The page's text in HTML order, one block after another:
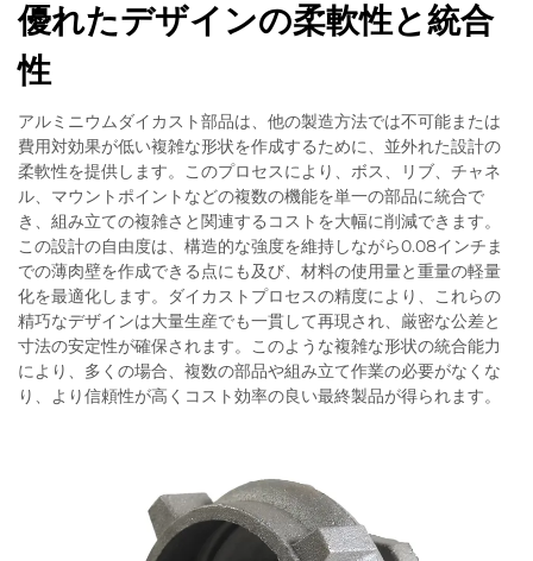
優れたデザインの柔軟性と統合
性
アルミニウムダイカスト部品は、他の製造方法では不可能または
費用対効果が低い複雑な形状を作成するために、並外れた設計の
柔軟性を提供します。このプロセスにより、ボス、リブ、チャネ
ル、マウントポイントなどの複数の機能を単一の部品に統合で
き、組み立ての複雑さと関連するコストを大幅に削減できます。
この設計の自由度は、構造的な強度を維持しながら0.08インチま
での薄肉壁を作成できる点にも及び、材料の使用量と重量の軽量
化を最適化します。ダイカストプロセスの精度により、これらの
精巧なデザインは大量生産でも一貫して再現され、厳密な公差と
寸法の安定性が確保されます。このような複雑な形状の統合能力
により、多くの場合、複数の部品や組み立て作業の必要がなくな
り、より信頼性が高くコスト効率の良い最終製品が得られます。